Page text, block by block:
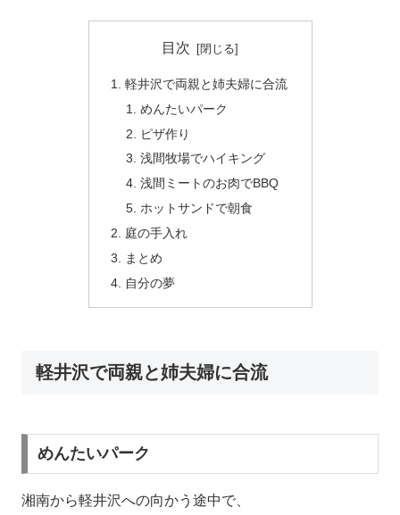
目次
軽井沢で両親と姉夫婦に合流
めんたいパーク
ピザ作り
浅間牧場でハイキング
浅間ミートのお肉でBBQ
ホットサンドで朝食
庭の手入れ
まとめ
自分の夢
軽井沢で両親と姉夫婦に合流
めんたいパーク
湘南から軽井沢への向かう途中で、